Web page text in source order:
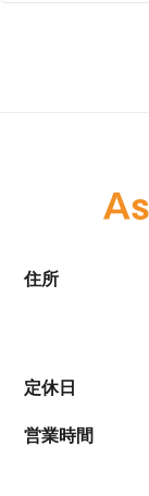
住所
定休日
営業時間